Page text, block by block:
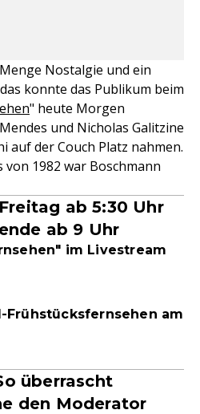
Nostalgie und ein
konnte das Publikum beim
" heute Morgen
und Nicholas Galitzine
auf der Couch Platz nahmen.
von 1982 war Boschmann
ab 5:30 Uhr
ab 9 Uhr
im Livestream
Frühstücksfernsehen am
überrascht
den Moderator